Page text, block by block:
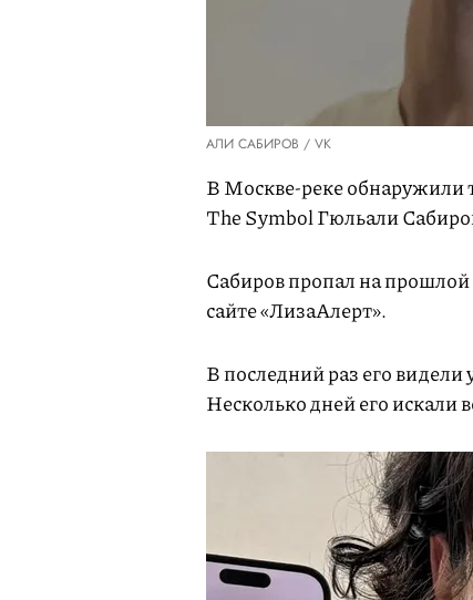
АЛИ САБИРОВ / VK
В Москве-реке обнаружили
The Symbol Гюльали
Сабиров пропал на
сайте «ЛизаАлерт».
В последний раз его видели
Несколько дней его искали